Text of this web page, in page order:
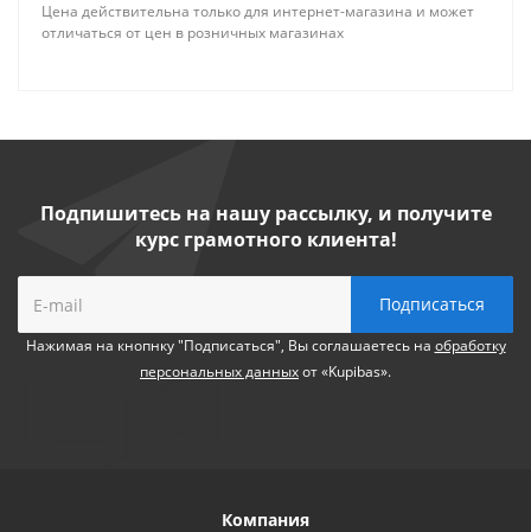
Цена действительна только для интернет-магазина и может
отличаться от цен в розничных магазинах
Подпишитесь на нашу рассылку, и получите
курс грамотного клиента!
Нажимая на кнопнку "Подписаться", Вы соглашаетесь на обработку
персональных данныхот «Kupibas».
Компания